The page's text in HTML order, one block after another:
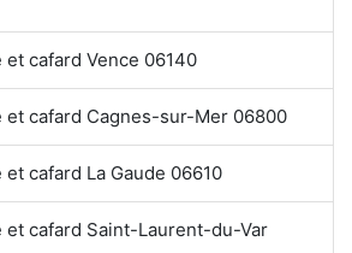
cafard Vence 06140
et cafard Cagnes-sur-Mer 06800
cafard La Gaude 06610
et cafard Saint-Laurent-du-Var